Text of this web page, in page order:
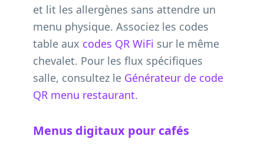
et lit les allergènes sans attendre un
menu physique. Associez les codes
table aux codes QR WiFi sur le même
chevalet. Pour les flux spécifiques
salle, consultez le Générateur de code
QR menu restaurant.
Menus digitaux pour cafés